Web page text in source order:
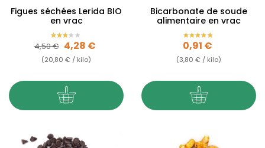
Figues séchées Lerida BIO
en vrac
Prix de base
4,50 € Prix
4,28 €
(20,80 € / kilo)
Bicarbonate de soude
alimentaire en vrac
Prix
0,91 €
(3,80 € / kilo)